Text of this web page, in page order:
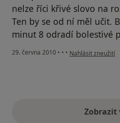
nelze říci křivé slovo na
Ten by se od ní měl učit.
minut 8 odradí bolestivé
29. června 2010 • • • podle názoru
Nahlásit zneužití
Zobrazit